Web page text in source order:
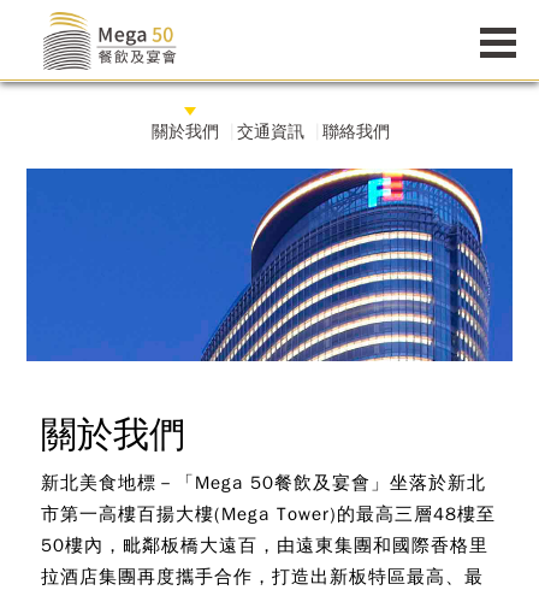
關於我們
新北美食地標－「Mega 50餐飲及宴會」坐落於新北
市第一高樓百揚大樓(Mega Tower)的最高三層48樓至
50樓內，毗鄰板橋大遠百，由遠東集團和國際香格里
拉酒店集團再度攜手合作，打造出新板特區最高、最
關於我們 交通資訊 聯絡我們